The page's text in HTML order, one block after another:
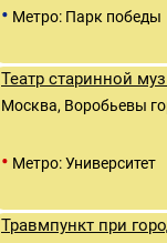
• Метро: Парк победы
Театр старинной
Москва, Воробьевы
• Метро: Университет
Травмпункт при